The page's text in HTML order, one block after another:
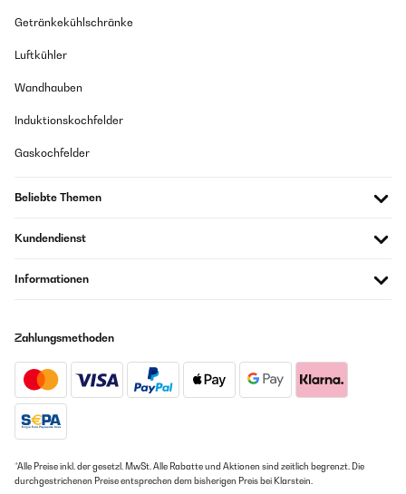
Getränkekühlschränke
Luftkühler
Wandhauben
Induktionskochfelder
Gaskochfelder
Beliebte Themen
Kundendienst
Informationen
Zahlungsmethoden
*Alle Preise inkl. der gesetzl. MwSt. Alle Rabatte und Aktionen sind zeitlich begrenzt. Die
durchgestrichenen Preise entsprechen dem bisherigen Preis bei Klarstein.